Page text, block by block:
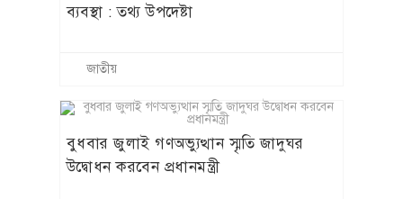
ব্যবস্থা : তথ্য উপদেষ্টা
জাতীয়
বুধবার জুলাই গণঅভ্যুত্থান স্মৃতি জাদুঘর
উদ্বোধন করবেন প্রধানমন্ত্রী